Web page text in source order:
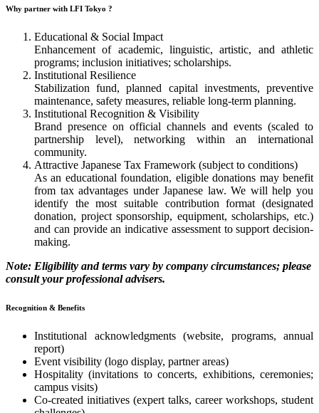
Why partner with LFI Tokyo ?
Educational & Social Impact
Enhancement of academic, linguistic, artistic, and athletic
programs; inclusion initiatives; scholarships.
Institutional Resilience
Stabilization fund, planned capital investments, preventive
maintenance, safety measures, reliable long-term planning.
Institutional Recognition & Visibility
Brand presence on official channels and events (scaled to
partnership level), networking within an international
community.
Attractive Japanese Tax Framework (subject to conditions)
As an educational foundation, eligible donations may benefit
from tax advantages under Japanese law. We will help you
identify the most suitable contribution format (designated
donation, project sponsorship, equipment, scholarships, etc.)
and can provide an indicative assessment to support decision-
making.
Note: Eligibility and terms vary by company circumstances; please
consult your professional advisers.
Recognition & Benefits
Institutional acknowledgments (website, programs, annual
report)
Event visibility (logo display, partner areas)
Hospitality (invitations to concerts, exhibitions, ceremonies;
campus visits)
Co-created initiatives (expert talks, career workshops, student